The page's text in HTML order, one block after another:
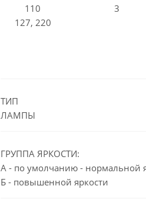
110
3
127, 220
ТИП
ЛАМПЫ
ГРУППА ЯРКОСТИ:
А - по умолчанию - нормальной
Б - повышенной яркости